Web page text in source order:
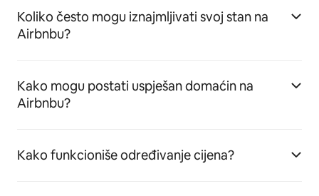
Koliko često mogu iznajmljivati svoj stan na
Airbnbu?
Kako mogu postati uspješan domaćin na
Airbnbu?
Kako funkcioniše određivanje cijena?